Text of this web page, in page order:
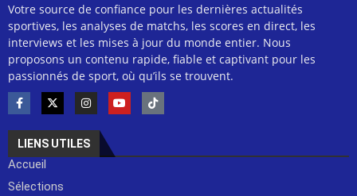
Votre source de confiance pour les dernières actualités
sportives, les analyses de matchs, les scores en direct, les
interviews et les mises à jour du monde entier. Nous
proposons un contenu rapide, fiable et captivant pour les
passionnés de sport, où qu’ils se trouvent.
LIENS UTILES
Accueil
Sélections